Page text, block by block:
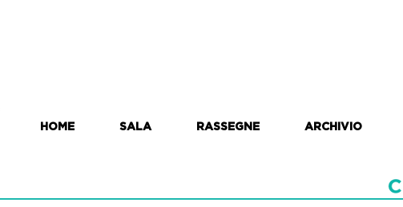
HOME SALA RASSEGNE ARCHIVIO